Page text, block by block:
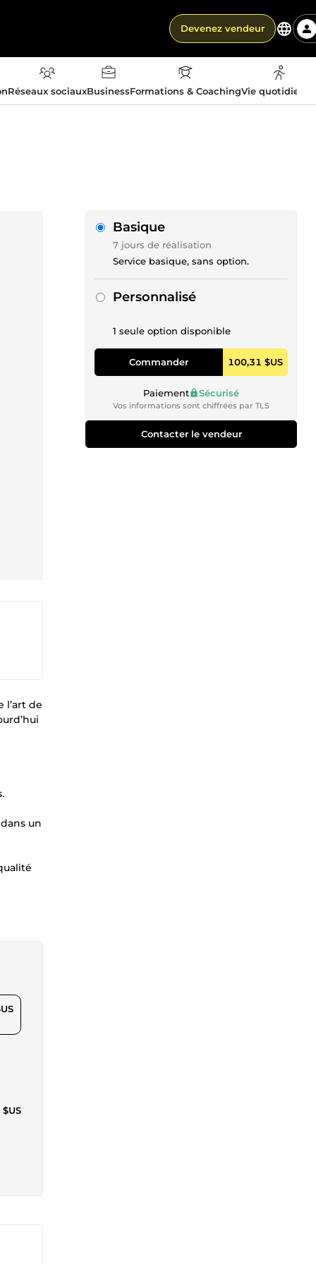
Devenez vendeur
Réseaux sociauxBusinessFormations & CoachingVie
l’art de
un
Basique
7 jours de réalisation
Service basique, sans option.
Personnalisé
1 seule option disponible
Commander 100,31 $US
Paiement Sécurisé
Vos informations sont chiffrées par TLS
Contacter le vendeur